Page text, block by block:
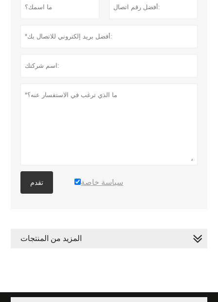
تقدم سياسة خاصة
المزيد من المنتجات